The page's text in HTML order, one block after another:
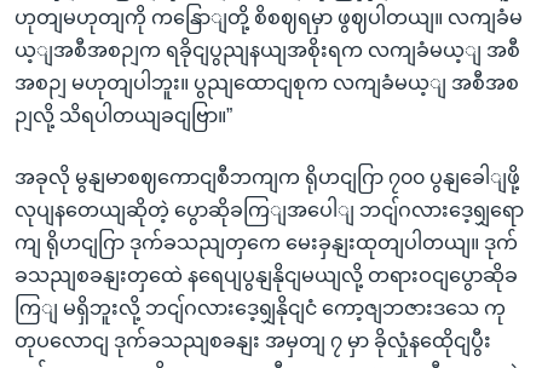
ဟုတျမဟုတျကို ကနြောျတို့ စိစဈရမှာ ဖွဈပါတယျ။ လကျခံမ
ယ့ျအစီအစဉျက ရခိုငျပွညျနယျအစိုးရက လကျခံမယ့ျ အစီ
အစဉျ မဟုတျပါဘူး။ ပွညျထောငျစုက လကျခံမယ့ျ အစီအစ
ဉျလို့ သိရပါတယျခငျဗြာ။”
အခုလို မွနျမာစဈကောငျစီဘကျက ရိုဟငျဂြာ ၇၀၀ ပွနျခေါျဖို့
လုပျနတေယျဆိုတဲ့ ပွောဆိုခကြျအပေါျ ဘငျ်ဂလားဒေ့ရျှရော
ကျ ရိုဟငျဂြာ ဒုက်ခသညျတှကေ မေးခှနျးထုတျပါတယျ။ ဒုက်
ခသညျစခနျးတှထေဲ နရေပျပွနျနိုငျမယျလို့ တရားဝငျပွောဆိုခ
ကြျ မရှိဘူးလို့ ဘငျ်ဂလားဒေ့ရျှနိုငျငံ ကော့ဇျဘဇားဒသေ ကု
တုပလောငျ ဒုက်ခသညျစခနျး အမှတျ ၇ မှာ ခိုလှုံနထေိုငျပွီး